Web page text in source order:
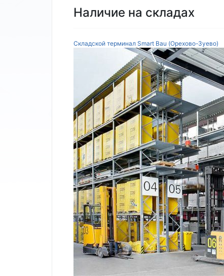
Наличие на складах
Складской терминал Smart Bau (Орехово-Зуево)